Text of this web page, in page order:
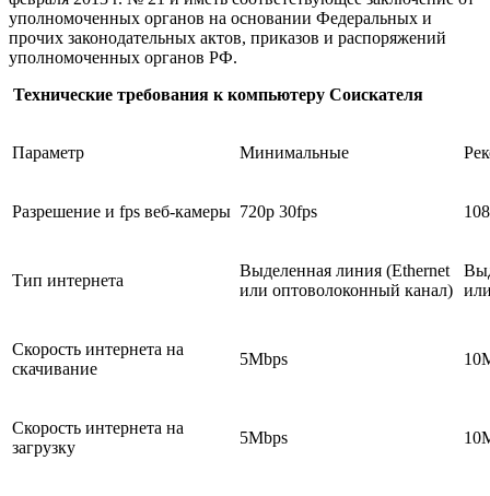
уполномоченных органов на основании Федеральных и
прочих законодательных актов, приказов и распоряжений
уполномоченных органов РФ.
Технические требования к компьютеру Соискателя
Параметр Минимальные
Разрешение и fps веб-камеры 720p 30fps
Тип интернета
Выделенная линия (Ethernet
или оптоволоконный канал)
Скорость интернета на
скачивание
5Mbps
Скорость интернета на
загрузку
5Mbps